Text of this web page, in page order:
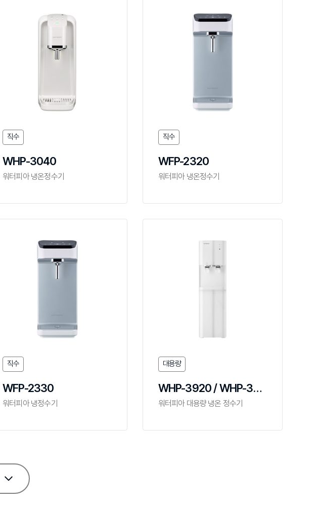
직수
WHP-3040
워터피아 냉온정수기
직수
WFP-2320
워터피아 냉온정수기
직수
WFP-2330
워터피아 냉정수기
대용량
WHP-3920 / WHP-3930-RO
워터피아 대용량 냉온 정수기